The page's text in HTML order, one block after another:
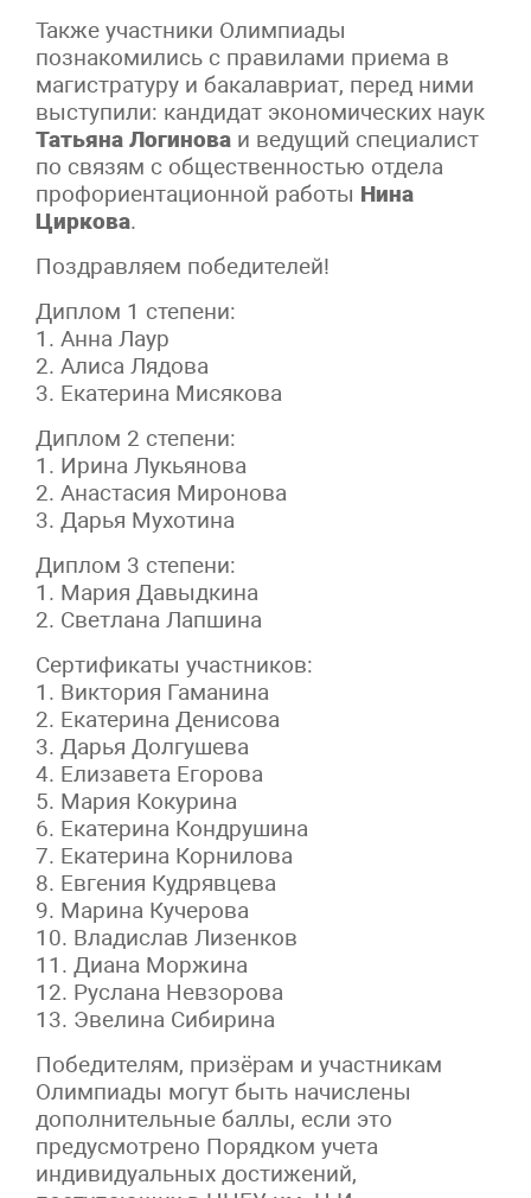
Также участники Олимпиады
познакомились с правилами приема в
магистратуру и бакалавриат, перед ними
выступили: кандидат экономических наук
Татьяна Логинова и ведущий специалист
по связям с общественностью отдела
профориентационной работы Нина
Циркова.
Поздравляем победителей!
Диплом 1 степени:
1. Анна Лаур
2. Алиса Лядова
3. Екатерина Мисякова
Диплом 2 степени:
1. Ирина Лукьянова
2. Анастасия Миронова
3. Дарья Мухотина
Диплом 3 степени:
1. Мария Давыдкина
2. Светлана Лапшина
Сертификаты участников:
1. Виктория Гаманина
2. Екатерина Денисова
3. Дарья Долгушева
4. Елизавета Егорова
5. Мария Кокурина
6. Екатерина Кондрушина
7. Екатерина Корнилова
8. Евгения Кудрявцева
9. Марина Кучерова
10. Владислав Лизенков
11. Диана Моржина
12. Руслана Невзорова
13. Эвелина Сибирина
Победителям, призёрам и участникам
Олимпиады могут быть начислены
дополнительные баллы, если это
предусмотрено Порядком учета
индивидуальных достижений,